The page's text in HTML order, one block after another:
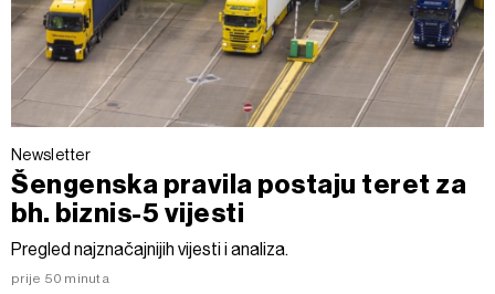
Newsletter
Šengenska pravila postaju teret za
bh. biznis-5 vijesti
Pregled najznačajnijih vijesti i analiza.
prije 50 minuta